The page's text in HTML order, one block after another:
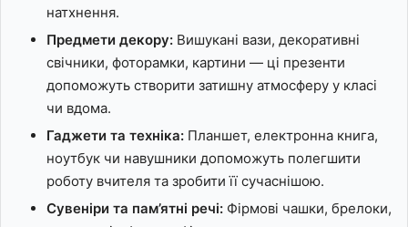
натхнення.
Предмети декору: Вишукані вази, декоративні
свічники, фоторамки, картини — ці презенти
допоможуть створити затишну атмосферу у класі
чи вдома.
Гаджети та техніка: Планшет, електронна книга,
ноутбук чи навушники допоможуть полегшити
роботу вчителя та зробити її сучаснішою.
Сувеніри та пам’ятні речі: Фірмові чашки, брелоки,